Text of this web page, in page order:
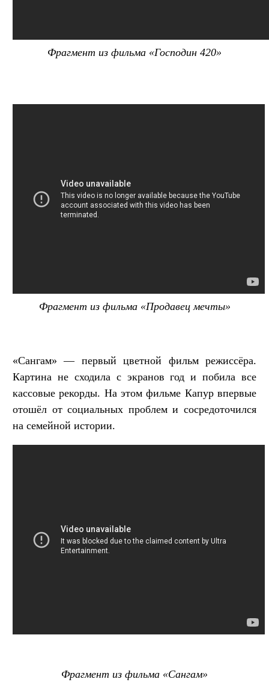
Фрагмент из фильма «Господин 420»
Фрагмент из фильма «Продавец мечты»
«Сангам» — первый цветной фильм режиссёра.
Картина не сходила с экранов год и побила все
кассовые рекорды. На этом фильме Капур впервые
отошёл от социальных проблем и сосредоточился
на семейной истории.
Фрагмент из фильма «Сангам»